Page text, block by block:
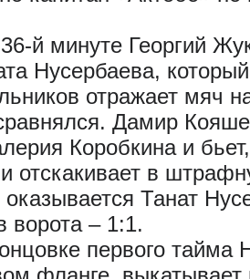
Георгий
Нусербаева,
отражает мяч
Дамир
Коробкина и
отскакивает в
Танат
ворота – 1:1.
первого тайма